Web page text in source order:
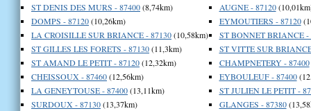
ST DENIS DES MURS - 87400(8,74km)
DOMPS - 87120(10,26km)
LA CROISILLE SUR BRIANCE - 87130(10,58km)
ST GILLES LES FORETS - 87130(11,3km)
ST AMAND LE PETIT - 87120(12,32km)
CHEISSOUX - 87460(12,56km)
LA GENEYTOUSE - 87400(13,11km)
SURDOUX - 87130(13,37km)
AUGNE - 87120
EYMOUTIERS - 87120
ST BONNET BRIANCE -
ST VITTE SUR
CHAMPNETERY - 87400
EYBOULEUF - 87400
ST JULIEN LE PETIT -
GLANGES - 87380